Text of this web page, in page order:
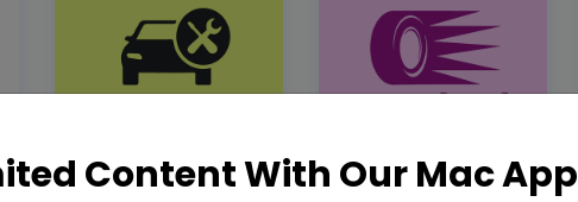
Content With Our Mac App